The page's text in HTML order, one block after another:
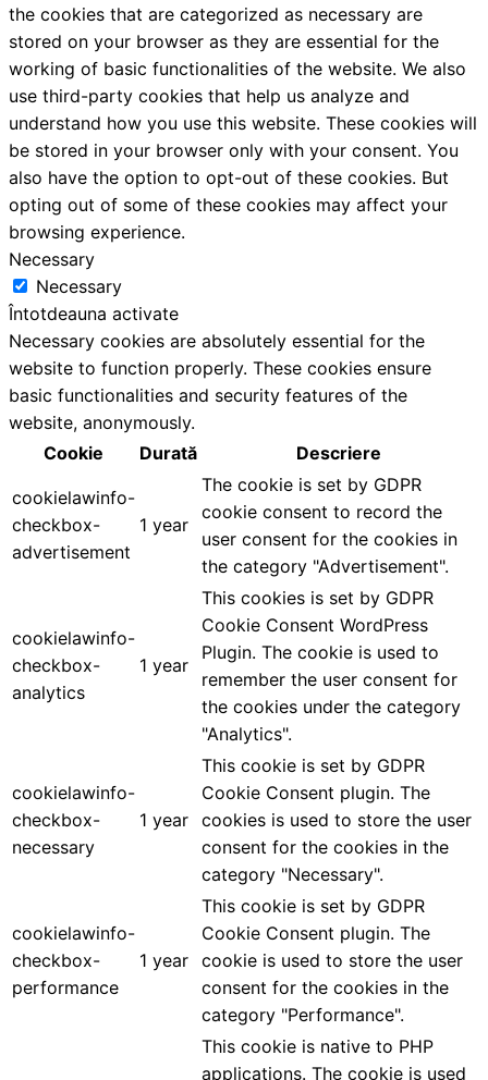
the cookies that are categorized as necessary are
stored on your browser as they are essential for the
working of basic functionalities of the website. We also
use third-party cookies that help us analyze and
understand how you use this website. These cookies will
be stored in your browser only with your consent. You
also have the option to opt-out of these cookies. But
opting out of some of these cookies may affect your
browsing experience.
Necessary
Necessary
Întotdeauna activate
Necessary cookies are absolutely essential for the
website to function properly. These cookies ensure
basic functionalities and security features of the
website, anonymously.
Cookie
Durată Descriere
cookielawinfo-
checkbox-
advertisement
1 year
The cookie is set by GDPR
cookie consent to record the
user consent for the cookies in
the category "Advertisement".
cookielawinfo-
checkbox-
analytics
1 year
This cookies is set by GDPR
Cookie Consent WordPress
Plugin. The cookie is used to
remember the user consent for
the cookies under the category
"Analytics".
cookielawinfo-
checkbox-
necessary
1 year
This cookie is set by GDPR
Cookie Consent plugin. The
cookies is used to store the user
consent for the cookies in the
category "Necessary".
cookielawinfo-
checkbox-
performance
1 year
This cookie is set by GDPR
Cookie Consent plugin. The
cookie is used to store the user
consent for the cookies in the
category "Performance".
This cookie is native to PHP
applications. The cookie is used